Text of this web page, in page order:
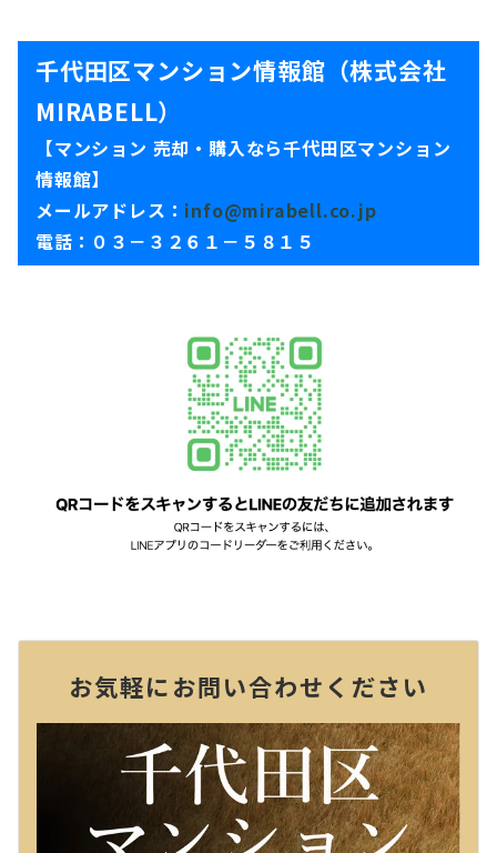
千代田区マンション情報館（株式会社
MIRABELL）
【マンション 売却・購入なら千代田区マンション
情報館】
メールアドレス： info@mirabell.co.jp
電話：０３－３２６１－５８１５
お気軽にお問い合わせください